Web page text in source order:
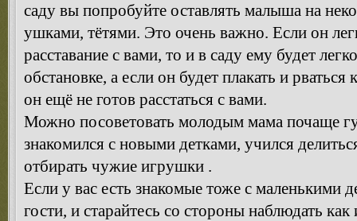
саду вы попробуйте оставлять малыша на
ушками, тётями. Это очень важно. Если он
расставание с вами, то и в саду ему будет
обстановке, а если он будет плакать и
он ещё не готов расстаться с вами.
Можно посоветовать молодым мама почаще
знакомился с новыми детками, учился
отбирать чужие игрушки .
Если у вас есть знакомые тоже с маленькими
гости, и старайтесь со стороны наблюдать